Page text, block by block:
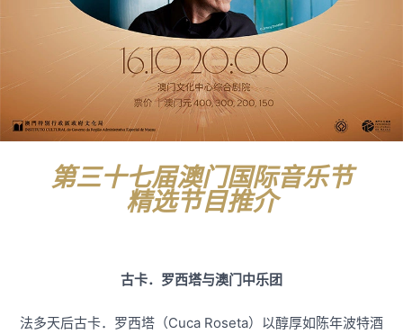
第三十七届澳门国际音乐节
精选节目推介
古卡．罗西塔与澳门中乐团
法多天后古卡．罗西塔（Cuca Roseta）以醇厚如陈年波特酒